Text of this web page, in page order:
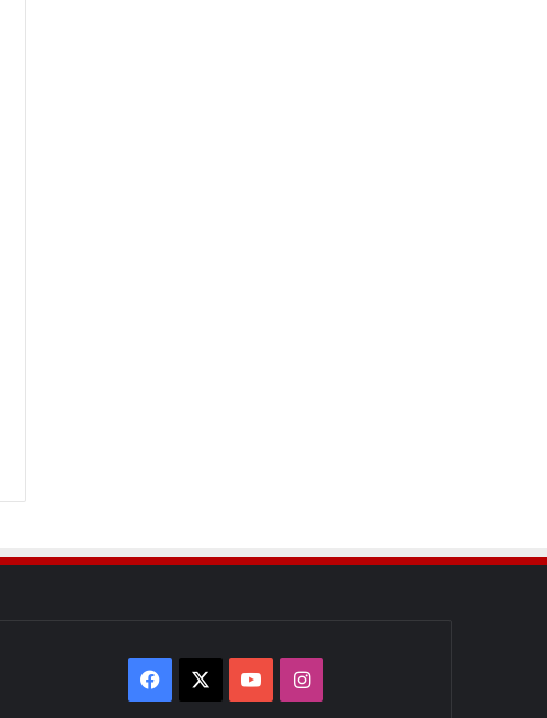
Facebook YouTubeInstagram